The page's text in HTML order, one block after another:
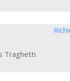
Traghetti